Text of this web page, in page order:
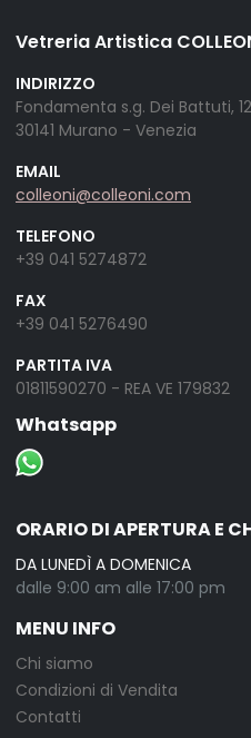
Vetreria Artistica
INDIRIZZO
Fondamenta s.g. Dei Battuti, 12
30141 Murano - Venezia
EMAIL
colleoni@colleoni.com
TELEFONO
+39 041 5274872
FAX
+39 041 5276490
PARTITA IVA
01811590270 - REA VE 179832
Whatsapp
ORARIO DI APERTURA E
DA LUNEDÌ A DOMENICA
dalle 9:00 am alle 17:00 pm
MENU INFO
Chi siamo
Condizioni di Vendita
Contatti